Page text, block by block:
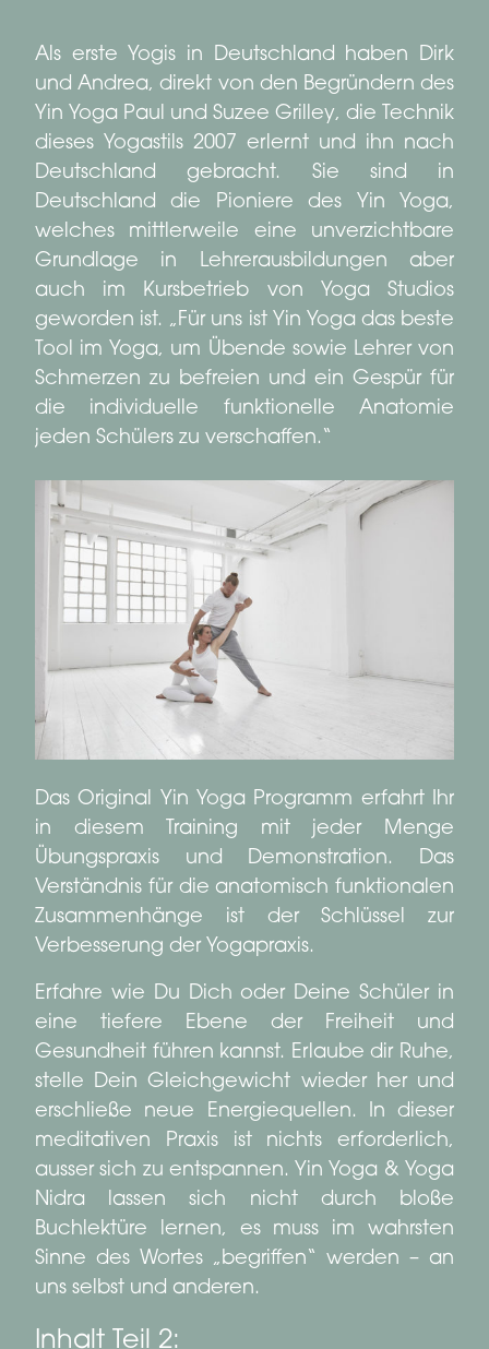
Als erste Yogis in Deutschland haben Dirk
und Andrea, direkt von den Begründern des
Yin Yoga Paul und Suzee Grilley, die Technik
dieses Yogastils 2007 erlernt und ihn nach
Deutschland gebracht. Sie sind in
Deutschland die Pioniere des Yin Yoga,
welches mittlerweile eine unverzichtbare
Grundlage in Lehrerausbildungen aber
auch im Kursbetrieb von Yoga Studios
geworden ist. „Für uns ist Yin Yoga das beste
Tool im Yoga, um Übende sowie Lehrer von
Schmerzen zu befreien und ein Gespür für
die individuelle funktionelle Anatomie
jeden Schülers zu verschaffen.“
Das Original Yin Yoga Programm erfahrt Ihr
in diesem Training mit jeder Menge
Übungspraxis und Demonstration. Das
Verständnis für die anatomisch funktionalen
Zusammenhänge ist der Schlüssel zur
Verbesserung der Yogapraxis.
Erfahre wie Du Dich oder Deine Schüler in
eine tiefere Ebene der Freiheit und
Gesundheit führen kannst. Erlaube dir Ruhe,
stelle Dein Gleichgewicht wieder her und
erschließe neue Energiequellen. In dieser
meditativen Praxis ist nichts erforderlich,
ausser sich zu entspannen. Yin Yoga & Yoga
Nidra lassen sich nicht durch bloße
Buchlektüre lernen, es muss im wahrsten
Sinne des Wortes „begriffen“ werden – an
uns selbst und anderen.
Inhalt Teil 2: